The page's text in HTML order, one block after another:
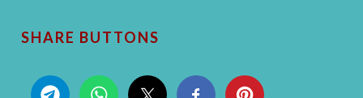
SHARE BUTTONS